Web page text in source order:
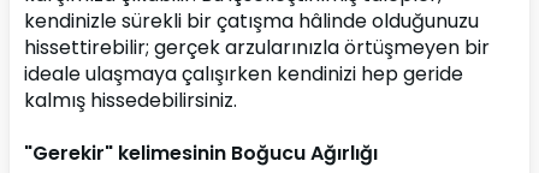
kendinizle sürekli bir çatışma hâlinde olduğunuzu
hissettirebilir; gerçek arzularınızla örtüşmeyen bir
ideale ulaşmaya çalışırken kendinizi hep geride
kalmış hissedebilirsiniz.
"Gerekir" kelimesinin Boğucu Ağırlığı